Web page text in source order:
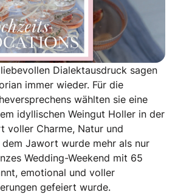
Dialektausdruck sagen
immer wieder. Für die
wählten sie eine
idyllischen Weingut Holler in der
voller Charme, Natur und
Jawort wurde mehr als nur
Wedding-Weekend mit 65
emotional und voller
gefeiert wurde.